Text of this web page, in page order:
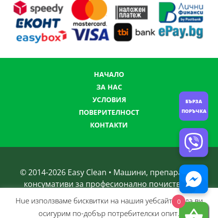
НАЧАЛО
ЗА НАС
УСЛОВИЯ
ПОВЕРИТЕЛНОСТ
КОНТАКТИ
© 2014-2026 Easy Clean • Машини, препарати и
консумативи за професионално почистване
Нue използвамe бисквитки на нашия уебсайт, за да ви
осигурим по-добър потребителски опит.
0
БЪРЗА
ПОРЪЧКА